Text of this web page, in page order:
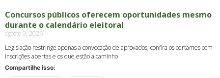
Concursos públicos oferecem oportunidades mesmo
durante o calendário eleitoral
agosto 9, 2026
Legislação restringe apenas a convocação de aprovados; confira os certames com
inscrições abertas e os que estão a caminho
Compartilhe isso: